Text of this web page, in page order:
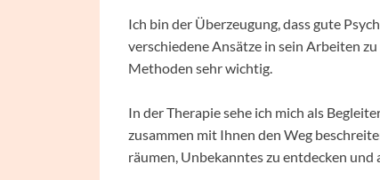
Ich bin der Überzeugung, dass gute
verschiedene Ansätze in sein Arbeiten
Methoden sehr wichtig.
In der Therapie sehe ich mich als
zusammen mit Ihnen den Weg
räumen, Unbekanntes zu entdecken und